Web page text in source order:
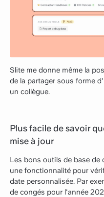
Slite me donne même la
de la partager sous forme
un collègue.
Plus facile de savoir
mise à jour
Les bons outils de base
une fonctionnalité pour
date personnalisée. Par
de congés pour l'année